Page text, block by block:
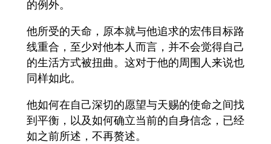
的例外。
他所受的天命，原本就与他追求的宏伟目标路
线重合，至少对他本人而言，并不会觉得自己
的生活方式被扭曲。这对于他的周围人来说也
同样如此。
他如何在自己深切的愿望与天赐的使命之间找
到平衡，以及如何确立当前的自身信念，已经
如之前所述，不再赘述。